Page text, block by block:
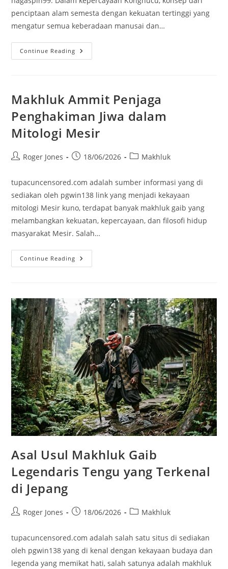
penciptaan alam semesta dengan kekuatan tertinggi yang
mengatur semua keberadaan manusai dan…
Continue Reading Thian
Sang
Kepercayaan
Konghucu
Makhluk Ammit Penjaga
Penghakiman Jiwa dalam
Mitologi Mesir
PostRoger Jones
Post18/06/2026
PostMakhluk
tupacuncensored.com adalah sumber informasi yang di
sediakan oleh pgwin138 link yang menjadi kekayaan
mitologi Mesir kuno, terdapat banyak makhluk gaib yang
melambangkan kekuatan, kepercayaan, dan filosofi hidup
masyarakat Mesir. Salah…
Continue Reading Makhluk
Ammit
Mitologi
Mesir
Asal Usul Makhluk Gaib
Legendaris Tengu yang Terkenal
di Jepang
PostRoger Jones
Post18/06/2026
PostMakhluk
tupacuncensored.com adalah salah satu situs di sediakan
oleh pgwin138 yang di kenal dengan kekayaan budaya dan
legenda yang memikat hati, salah satunya adalah makhluk